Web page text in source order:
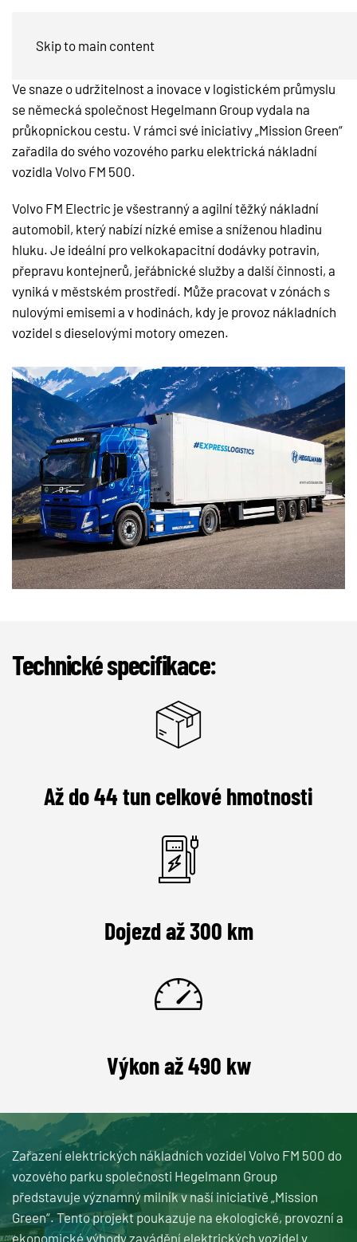
Skip to main content
Volvo FM Electric Trucks
Ve snaze o udržitelnost a inovace v logistickém průmyslu
se německá společnost Hegelmann Group vydala na
průkopnickou cestu. V rámci své iniciativy „Mission Green“
zařadila do svého vozového parku elektrická nákladní
vozidla Volvo FM 500.
Volvo FM Electric je všestranný a agilní těžký nákladní
automobil, který nabízí nízké emise a sníženou hladinu
hluku. Je ideální pro velkokapacitní dodávky potravin,
přepravu kontejnerů, jeřábnické služby a další činnosti, a
vyniká v městském prostředí. Může pracovat v zónách s
nulovými emisemi a v hodinách, kdy je provoz nákladních
vozidel s dieselovými motory omezen.
Technické specifikace:
Až do 44 tun celkové hmotnosti
Dojezd až 300 km
Výkon až 490 kw
Zařazení elektrických nákladních vozidel Volvo FM 500 do
vozového parku společnosti Hegelmann Group
představuje významný milník v naší iniciativě „Mission
Green“. Tento projekt poukazuje na ekologické, provozní a
ekonomické výhody zavádění elektrických vozidel v